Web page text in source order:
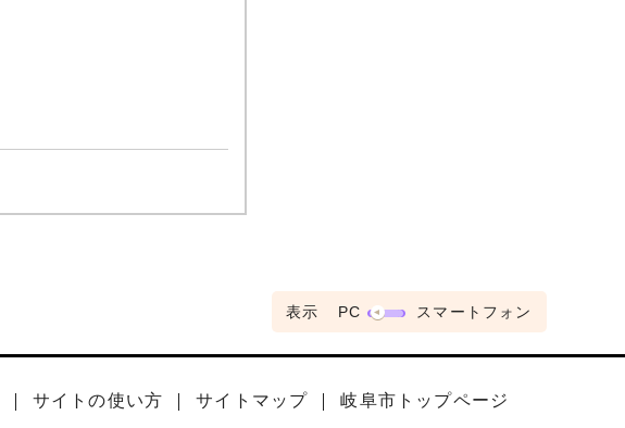
表示 PC スマートフォン
サイトの使い方 サイトマップ 岐阜市トップページ